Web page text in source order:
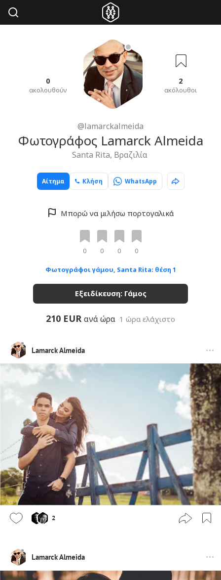
Φωτογράφος Lamarck Almeida
@lamarckalmeida
0
ακολουθούν
2
ακόλουθοι
Santa Rita, Βραζιλία
Αίτημα Κλήση WhatsApp
Μπορώ να μιλήσω πορτογαλικά
0 0 0 0
Φωτογράφοι γάμου, Santa Rita: θέση 1
Εξειδίκευση: Γάμος
210 EUR ανά ώρα 1 ώρα ελάχιστο
Lamarck Almeida
2
Lamarck Almeida